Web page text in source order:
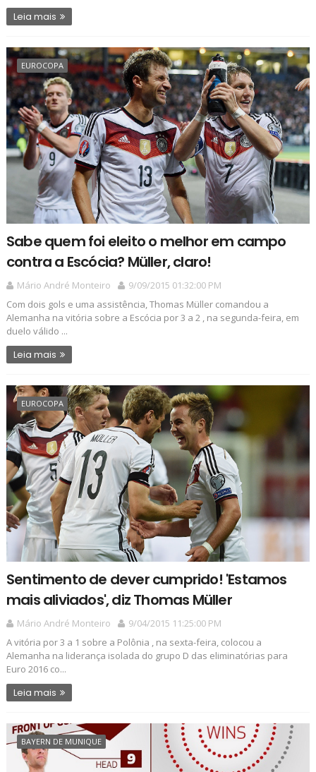
Leia mais
EUROCOPA
Sabe quem foi eleito o melhor em campo
contra a Escócia? Müller, claro!
Mário André Monteiro
9/09/2015 01:32:00 PM
Com dois gols e uma assistência, Thomas Müller comandou a
Alemanha na vitória sobre a Escócia por 3 a 2 , na segunda-feira, em
duelo válido ...
Leia mais
EUROCOPA
Sentimento de dever cumprido! 'Estamos
mais aliviados', diz Thomas Müller
Mário André Monteiro
9/04/2015 11:25:00 PM
A vitória por 3 a 1 sobre a Polônia , na sexta-feira, colocou a
Alemanha na liderança isolada do grupo D das eliminatórias para
Euro 2016 co...
Leia mais
BAYERN DE MUNIQUE